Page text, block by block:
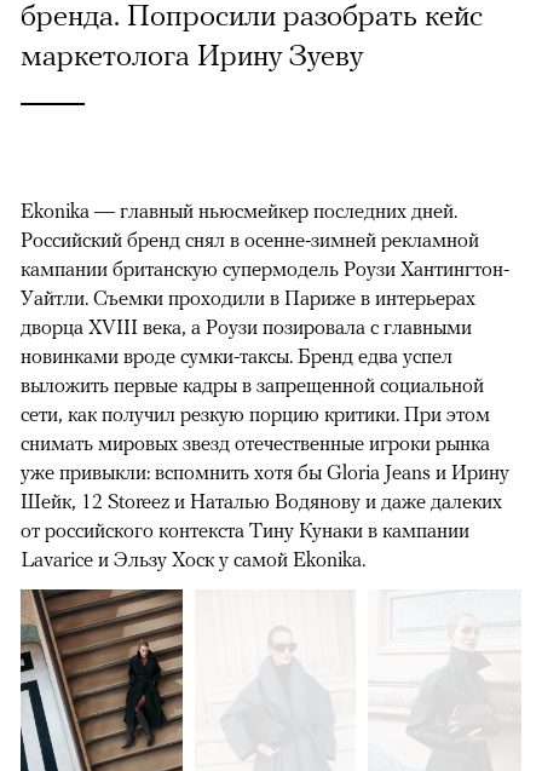
бренда. Попросили разобрать кейс
маркетолога Ирину Зуеву
Ekonika — главный ньюсмейкер последних дней.
Российский бренд снял в осенне-зимней рекламной
кампании британскую супермодель Роузи Хантингтон-
Уайтли. Cъемки проходили в Париже в интерьерах
дворца XVIII века, а Роузи позировала с главными
новинками вроде сумки-таксы. Бренд едва успел
выложить первые кадры в запрещенной социальной
сети, как получил резкую порцию критики. При этом
снимать мировых звезд отечественные игроки рынка
уже привыкли: вспомнить хотя бы Gloria Jeans и Ирину
Шейк, 12 Storeez и Наталью Водянову и даже далеких
от российского контекста Тину Кунаки в кампании
Lavarice и Эльзу Хоск у самой Ekonika.